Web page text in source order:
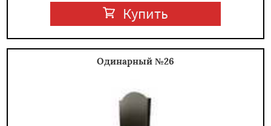
Купить
Одинарный №26